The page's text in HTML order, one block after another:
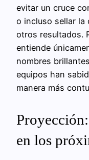
evitar un cruce
o incluso sellar la
otros resultados.
entiende
nombres
equipos han
manera más
en los